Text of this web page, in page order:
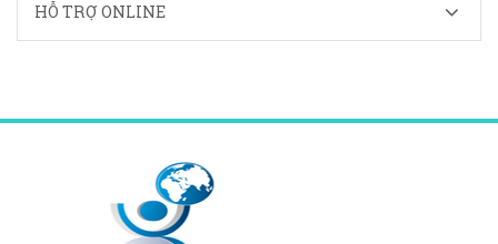
HỖ TRỢ ONLINE